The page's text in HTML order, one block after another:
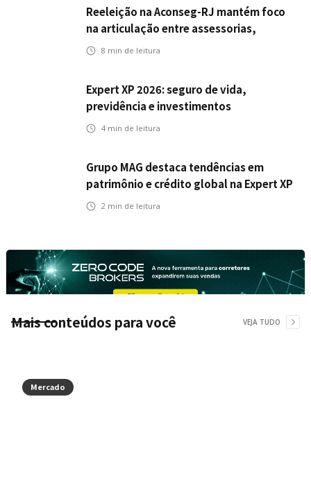
Reeleição na Aconseg-RJ mantém foco
na articulação entre assessorias,
corretores e seguradoras
8 min de leitura
Expert XP 2026: seguro de vida,
previdência e investimentos
estabelecem uma nova agenda para a
4 min de leitura
Grupo MAG destaca tendências em
patrimônio e crédito global na Expert XP
2026
2 min de leitura
Mais conteúdos para você VEJA TUDO
Mercado